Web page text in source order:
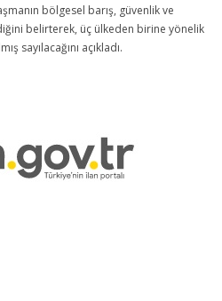
bölgesel barış, güvenlik ve
belirterek, üç ülkeden birine yönelik
sayılacağını açıkladı.